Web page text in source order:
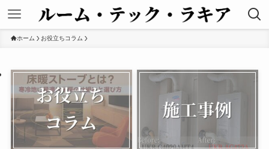
ホーム お役立ちコラム